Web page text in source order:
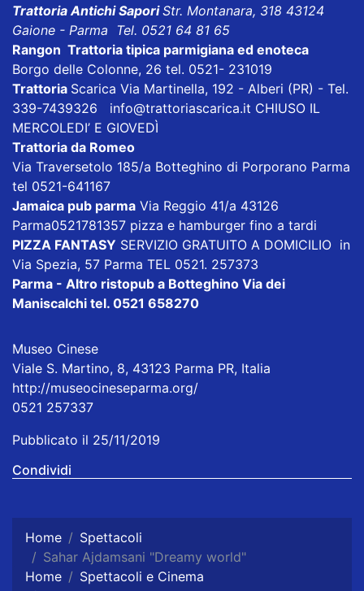
Trattoria Antichi SaporiStr. Montanara, 318 43124
Gaione - Parma Tel. 0521 64 81 65
Rangon Trattoria tipica parmigiana ed enoteca
Borgo delle Colonne, 26 tel. 0521- 231019
Trattoria Scarica Via Martinella, 192 - Alberi (PR) - Tel.
339-7439326 info@trattoriascarica.it CHIUSO IL
MERCOLEDI’ E GIOVEDÌ
Trattoria da Romeo
Via Traversetolo 185/a Botteghino di Porporano Parma
tel 0521-641167
Jamaica pub parma Via Reggio 41/a 43126
Parma0521781357 pizza e hamburger fino a tardi
PIZZA FANTASY SERVIZIO GRATUITO A DOMICILIO in
Via Spezia, 57 Parma TEL 0521. 257373
Parma - Altro ristopub a Botteghino Via dei
Maniscalchi tel. 0521 658270
Museo Cinese
Viale S. Martino, 8, 43123 Parma PR, Italia
http://museocineseparma.org/
0521 257337
Pubblicato il 25/11/2019
Condividi
Home
Spettacoli
Sahar Ajdamsani "Dreamy world"
Home
Spettacoli e Cinema